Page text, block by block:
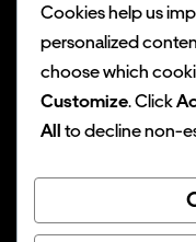
gagne 180
Cookies help us
personalized
choose which
Customize. Click
All to decline non-